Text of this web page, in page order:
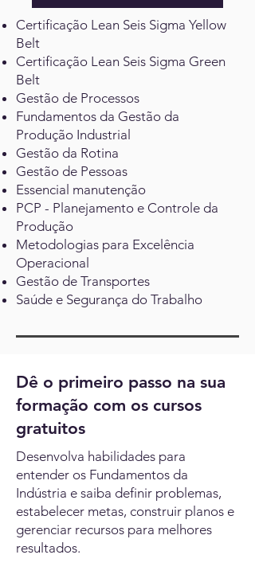
Certificação Lean Seis Sigma Yellow
Belt
Certificação Lean Seis Sigma Green
Belt
Gestão de Processos
Fundamentos da Gestão da
Produção Industrial
Gestão da Rotina
Gestão de Pessoas
Essencial manutenção
PCP - Planejamento e Controle da
Produção
Metodologias para Excelência
Operacional
Gestão de Transportes
Saúde e Segurança do Trabalho
Dê o primeiro passo na sua
formação com os cursos
gratuitos
Desenvolva habilidades para
entender os Fundamentos da
Indústria e saiba definir problemas,
estabelecer metas, construir planos e
gerenciar recursos para melhores
resultados.